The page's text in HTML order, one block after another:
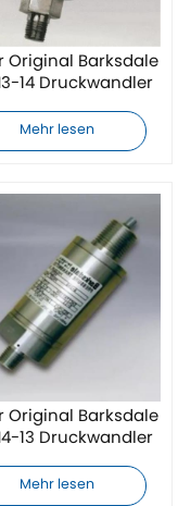
Original Barksdale
14 Druckwandler
Mehr lesen
Original Barksdale
13 Druckwandler
Mehr lesen